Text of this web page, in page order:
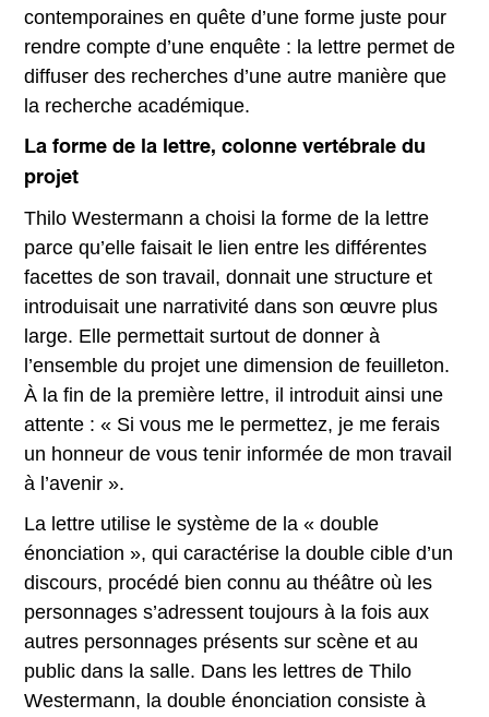
contemporaines en quête d’une forme juste pour
rendre compte d’une enquête : la lettre permet de
diffuser des recherches d’une autre manière que
la recherche académique.
La forme de la lettre, colonne vertébrale du
projet
Thilo Westermann a choisi la forme de la lettre
parce qu’elle faisait le lien entre les différentes
facettes de son travail, donnait une structure et
introduisait une narrativité dans son œuvre plus
large. Elle permettait surtout de donner à
l’ensemble du projet une dimension de feuilleton.
À la fin de la première lettre, il introduit ainsi une
attente : « Si vous me le permettez, je me ferais
un honneur de vous tenir informée de mon travail
à l’avenir ».
La lettre utilise le système de la « double
énonciation », qui caractérise la double cible d’un
discours, procédé bien connu au théâtre où les
personnages s’adressent toujours à la fois aux
autres personnages présents sur scène et au
public dans la salle. Dans les lettres de Thilo
Westermann, la double énonciation consiste à